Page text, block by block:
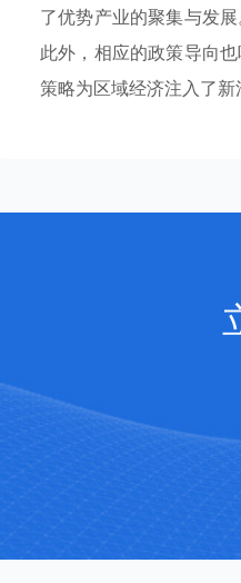
了优势产业的聚集与发
此外，相应的政策导向
策略为区域经济注入了